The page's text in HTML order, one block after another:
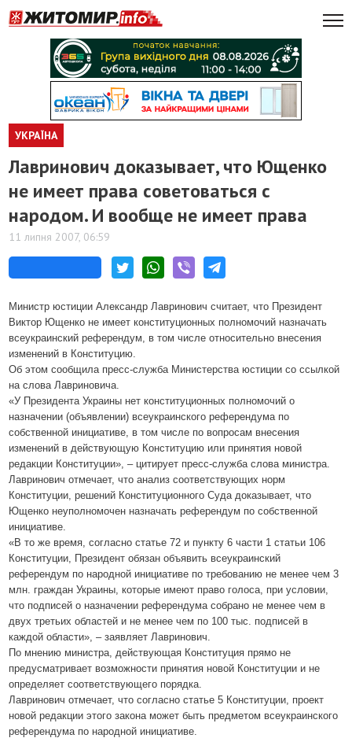
УКРАЇНА
Лавринович доказывает, что Ющенко
не имеет права советоваться с
народом. И вообще не имеет права
11 липня 2007, 06:59
Министр юстиции Александр Лавринович считает, что Президент
Виктор Ющенко не имеет конституционных полномочий назначать
всеукраинский референдум, в том числе относительно внесения
изменений в Конституцию.
Об этом сообщила пресс-служба Министерства юстиции со ссылкой
на слова Лавриновича.
«У Президента Украины нет конституционных полномочий о
назначении (объявлении) всеукраинского референдума по
собственной инициативе, в том числе по вопросам внесения
изменений в действующую Конституцию или принятия новой
редакции Конституции», – цитирует пресс-служба слова министра.
Лавринович отмечает, что анализ соответствующих норм
Конституции, решений Конституционного Суда доказывает, что
Ющенко неуполномочен назначать референдум по собственной
инициативе.
«В то же время, согласно статье 72 и пункту 6 части 1 статьи 106
Конституции, Президент обязан объявить всеукраинский
референдум по народной инициативе по требованию не менее чем 3
млн. граждан Украины, которые имеют право голоса, при условии,
что подписей о назначении референдума собрано не менее чем в
двух третьих областей и не менее чем по 100 тыс. подписей в
каждой области», – заявляет Лавринович.
По мнению министра, действующая Конституция прямо не
предусматривает возможности принятия новой Конституции и не
определяет соответствующего порядка.
Лавринович отмечает, что согласно статье 5 Конституции, проект
новой редакции этого закона может быть предметом всеукраинского
референдума по народной инициативе.